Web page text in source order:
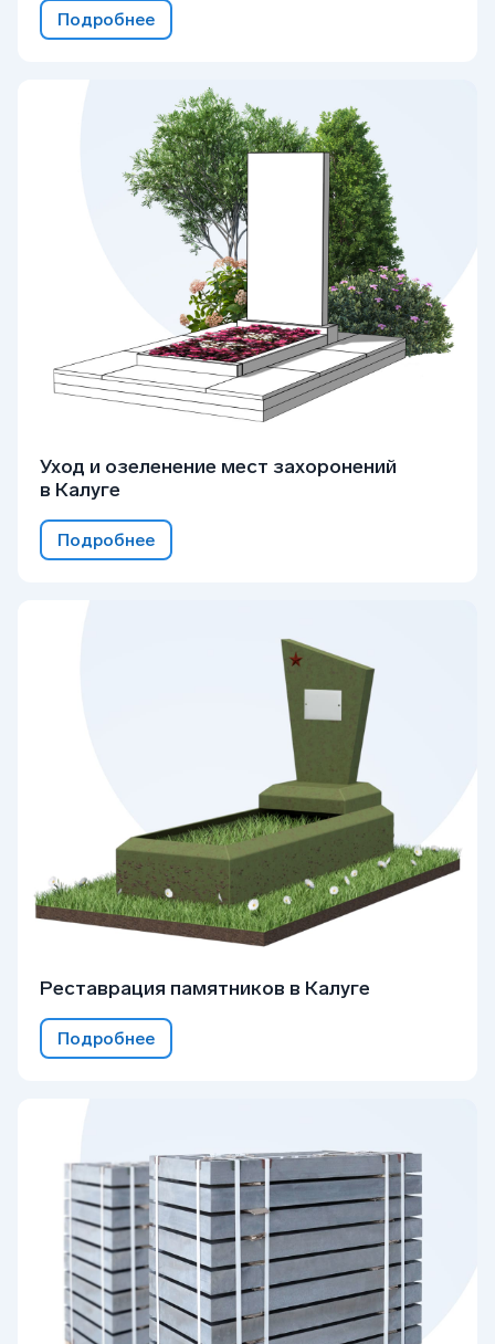
Подробнее
Уход и озеленение мест захоронений
в Калуге
Подробнее
Реставрация памятников в Калуге
Подробнее